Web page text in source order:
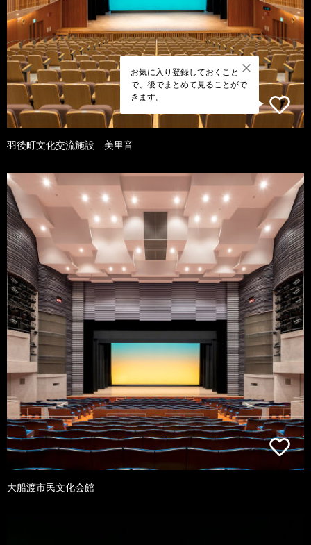
お気に入り登録しておくこと
で、後でまとめて見ることがで
きます。
羽後町文化交流施設 美里音
大船渡市民文化会館